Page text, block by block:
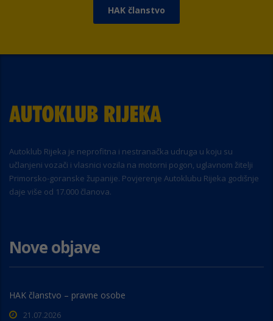
HAK članstvo
Autoklub Rijeka je neprofitna i nestranačka udruga u koju su
učlanjeni vozači i vlasnici vozila na motorni pogon, uglavnom žitelji
Primorsko-goranske županije. Povjerenje Autoklubu Rijeka godišnje
daje više od 17.000 članova.
Nove objave
HAK članstvo – pravne osobe
21.07.2026